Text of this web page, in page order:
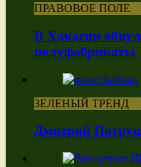
ПРАВОВОЕ ПОЛЕ
В Хакасии
полуфабрикаты
ЗЕЛЕНЫЙ ТРЕНД
Дмитрий